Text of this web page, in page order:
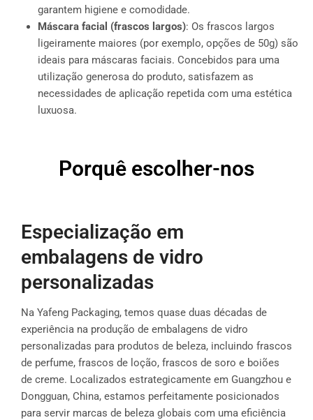
garantem higiene e comodidade.
Máscara facial (frascos largos): Os frascos largos
ligeiramente maiores (por exemplo, opções de 50g) são
ideais para máscaras faciais. Concebidos para uma
utilização generosa do produto, satisfazem as
necessidades de aplicação repetida com uma estética
luxuosa.
Porquê escolher-nos
Especialização em
embalagens de vidro
personalizadas
Na Yafeng Packaging, temos quase duas décadas de
experiência na produção de embalagens de vidro
personalizadas para produtos de beleza, incluindo frascos
de perfume, frascos de loção, frascos de soro e boiões
de creme. Localizados estrategicamente em Guangzhou e
Dongguan, China, estamos perfeitamente posicionados
para servir marcas de beleza globais com uma eficiência